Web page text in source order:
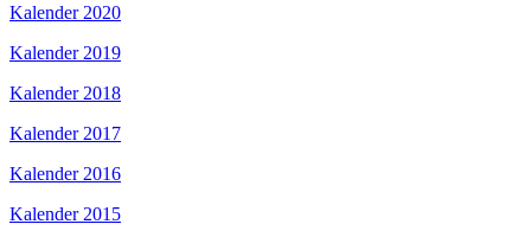
Kalender 2020
Kalender 2019
Kalender 2018
Kalender 2017
Kalender 2016
Kalender 2015